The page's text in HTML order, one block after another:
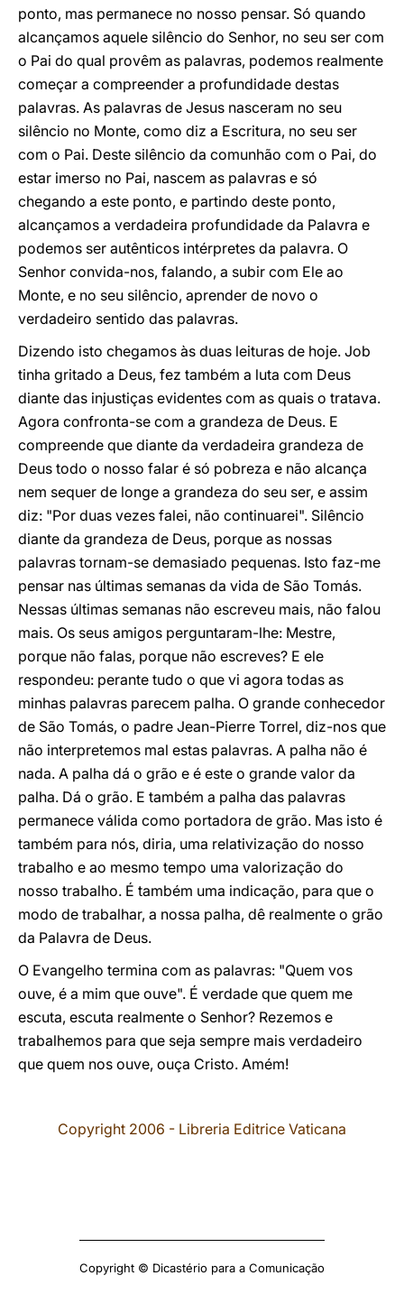
ponto, mas permanece no nosso pensar. Só quando
alcançamos aquele silêncio do Senhor, no seu ser com
o Pai do qual provêm as palavras, podemos realmente
começar a compreender a profundidade destas
palavras. As palavras de Jesus nasceram no seu
silêncio no Monte, como diz a Escritura, no seu ser
com o Pai. Deste silêncio da comunhão com o Pai, do
estar imerso no Pai, nascem as palavras e só
chegando a este ponto, e partindo deste ponto,
alcançamos a verdadeira profundidade da Palavra e
podemos ser autênticos intérpretes da palavra. O
Senhor convida-nos, falando, a subir com Ele ao
Monte, e no seu silêncio, aprender de novo o
verdadeiro sentido das palavras.
Dizendo isto chegamos às duas leituras de hoje. Job
tinha gritado a Deus, fez também a luta com Deus
diante das injustiças evidentes com as quais o tratava.
Agora confronta-se com a grandeza de Deus. E
compreende que diante da verdadeira grandeza de
Deus todo o nosso falar é só pobreza e não alcança
nem sequer de longe a grandeza do seu ser, e assim
diz: "Por duas vezes falei, não continuarei". Silêncio
diante da grandeza de Deus, porque as nossas
palavras tornam-se demasiado pequenas. Isto faz-me
pensar nas últimas semanas da vida de São Tomás.
Nessas últimas semanas não escreveu mais, não falou
mais. Os seus amigos perguntaram-lhe: Mestre,
porque não falas, porque não escreves? E ele
respondeu: perante tudo o que vi agora todas as
minhas palavras parecem palha. O grande conhecedor
de São Tomás, o padre Jean-Pierre Torrel, diz-nos que
não interpretemos mal estas palavras. A palha não é
nada. A palha dá o grão e é este o grande valor da
palha. Dá o grão. E também a palha das palavras
permanece válida como portadora de grão. Mas isto é
também para nós, diria, uma relativização do nosso
trabalho e ao mesmo tempo uma valorização do
nosso trabalho. É também uma indicação, para que o
modo de trabalhar, a nossa palha, dê realmente o grão
da Palavra de Deus.
O Evangelho termina com as palavras: "Quem vos
ouve, é a mim que ouve". É verdade que quem me
escuta, escuta realmente o Senhor? Rezemos e
trabalhemos para que seja sempre mais verdadeiro
que quem nos ouve, ouça Cristo. Amém!
Copyright 2006 - Libreria Editrice Vaticana
Copyright © Dicastério para a Comunicação